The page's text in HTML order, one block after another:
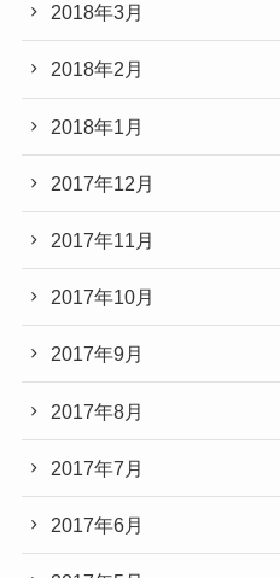
2018年3月
2018年2月
2018年1月
2017年12月
2017年11月
2017年10月
2017年9月
2017年8月
2017年7月
2017年6月